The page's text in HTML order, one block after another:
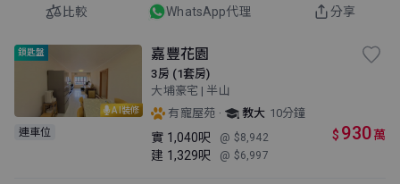
比較 WhatsApp代理 分享
AI裝修
鎖匙盤
連車位
嘉豐花園
3房 (1套房)
大埔豪宅 | 半山
有寵屋苑 · 教大 10分鐘
實 1,040呎 @ $8,942
建 1,329呎 @ $6,997
$ 930萬